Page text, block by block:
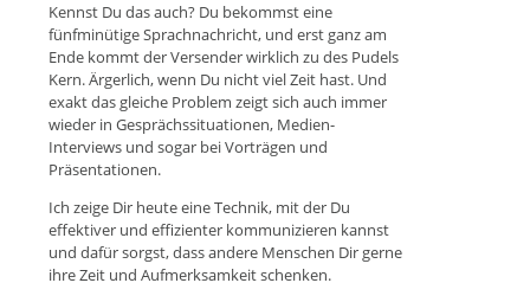
Kennst Du das auch? Du bekommst eine
fünfminütige Sprachnachricht, und erst ganz am
Ende kommt der Versender wirklich zu des Pudels
Kern. Ärgerlich, wenn Du nicht viel Zeit hast. Und
exakt das gleiche Problem zeigt sich auch immer
wieder in Gesprächssituationen, Medien-
Interviews und sogar bei Vorträgen und
Präsentationen.
Ich zeige Dir heute eine Technik, mit der Du
effektiver und effizienter kommunizieren kannst
und dafür sorgst, dass andere Menschen Dir gerne
ihre Zeit und Aufmerksamkeit schenken.